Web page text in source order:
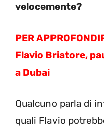
velocemente?
PER
Flavio Briatore,
a Dubai
Qualcuno parla di
quali Flavio